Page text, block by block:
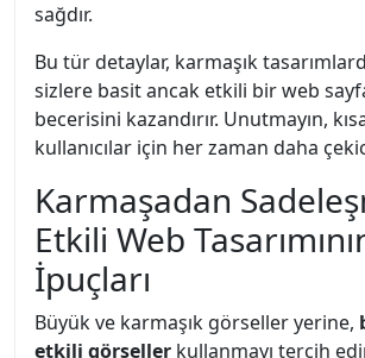
sağdır.
Bu tür detaylar, karmaşık
sizlere basit ancak etkili bir web
becerisini kazandırır. Unutmayın,
kullanıcılar için her zaman daha
Karmaşadan
Etkili Web
İpuçları
Büyük ve karmaşık görseller yerine,
etkili görseller kullanmayı tercih